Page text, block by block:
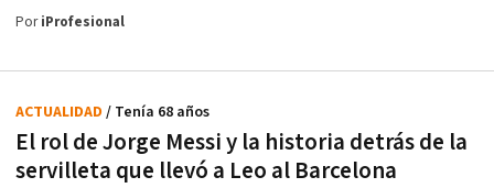
PoriProfesional
El rol de Jorge Messi y la historia detrás de la
servilleta que llevó a Leo al Barcelona
ACTUALIDAD / Tenía 68 años